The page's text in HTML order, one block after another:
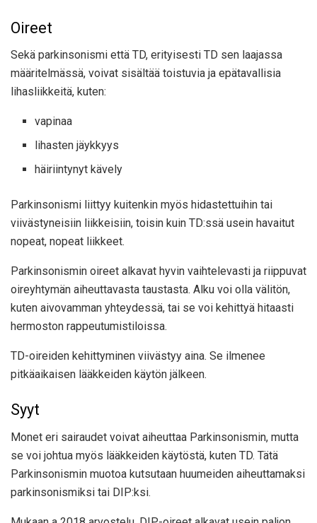
Oireet
Sekä parkinsonismi että TD, erityisesti TD sen laajassa
määritelmässä, voivat sisältää toistuvia ja epätavallisia
lihasliikkeitä, kuten:
vapinaa
lihasten jäykkyys
häiriintynyt kävely
Parkinsonismi liittyy kuitenkin myös hidastettuihin tai
viivästyneisiin liikkeisiin, toisin kuin TD:ssä usein havaitut
nopeat, nopeat liikkeet.
Parkinsonismin oireet alkavat hyvin vaihtelevasti ja riippuvat
oireyhtymän aiheuttavasta taustasta. Alku voi olla välitön,
kuten aivovamman yhteydessä, tai se voi kehittyä hitaasti
hermoston rappeutumistiloissa.
TD-oireiden kehittyminen viivästyy aina. Se ilmenee
pitkäaikaisen lääkkeiden käytön jälkeen.
Syyt
Monet eri sairaudet voivat aiheuttaa Parkinsonismin, mutta
se voi johtua myös lääkkeiden käytöstä, kuten TD. Tätä
Parkinsonismin muotoa kutsutaan huumeiden aiheuttamaksi
parkinsonismiksi tai DIP:ksi.